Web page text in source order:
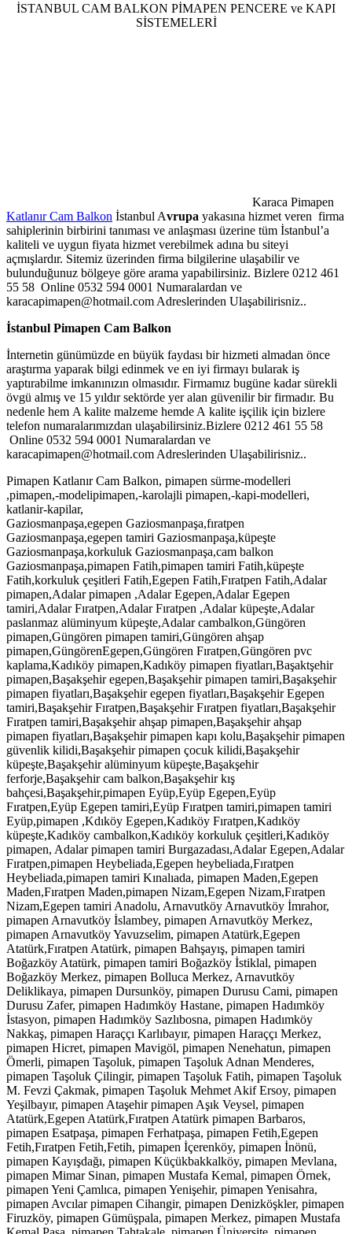
İSTANBUL CAM BALKON PİMAPEN PENCERE ve KAPI
SİSTEMELERİ
Karaca Pimapen
Katlanır Cam Balkon İstanbul Avrupa yakasına hizmet veren firma
sahiplerinin birbirini tanıması ve anlaşması üzerine tüm İstanbul’a
kaliteli ve uygun fiyata hizmet verebilmek adına bu siteyi
açmışlardır. Sitemiz üzerinden firma bilgilerine ulaşabilir ve
bulunduğunuz bölgeye göre arama yapabilirsiniz. Bizlere 0212 461
55 58 Online 0532 594 0001 Numaralardan ve
karacapimapen@hotmail.com Adreslerinden Ulaşabilirisniz..
İstanbul Pimapen Cam Balkon
İnternetin günümüzde en büyük faydası bir hizmeti almadan önce
araştırma yaparak bilgi edinmek ve en iyi firmayı bularak iş
yaptırabilme imkanınızın olmasıdır. Firmamız bugüne kadar sürekli
övgü almış ve 15 yıldır sektörde yer alan güvenilir bir firmadır. Bu
nedenle hem A kalite malzeme hemde A kalite işçilik için bizlere
telefon numaralarımızdan ulaşabilirsiniz.Bizlere 0212 461 55 58
Online 0532 594 0001 Numaralardan ve
karacapimapen@hotmail.com Adreslerinden Ulaşabilirisniz..
Pimapen Katlanır Cam Balkon, pimapen sürme-modelleri
,pimapen,-modelipimapen,-karolajli pimapen,-kapi-modelleri,
katlanir-kapilar,
Gaziosmanpaşa,egepen Gaziosmanpaşa,fıratpen
Gaziosmanpaşa,egepen tamiri Gaziosmanpaşa,küpeşte
Gaziosmanpaşa,korkuluk Gaziosmanpaşa,cam balkon
Gaziosmanpaşa,pimapen Fatih,pimapen tamiri Fatih,küpeşte
Fatih,korkuluk çeşitleri Fatih,Egepen Fatih,Fıratpen Fatih,Adalar
pimapen,Adalar pimapen ,Adalar Egepen,Adalar Egepen
tamiri,Adalar Fıratpen,Adalar Fıratpen ,Adalar küpeşte,Adalar
paslanmaz alüminyum küpeşte,Adalar cambalkon,Güngören
pimapen,Güngören pimapen tamiri,Güngören ahşap
pimapen,GüngörenEgepen,Güngören Fıratpen,Güngören pvc
kaplama,Kadıköy pimapen,Kadıköy pimapen fiyatları,Başaktşehir
pimapen,Başakşehir egepen,Başakşehir pimapen tamiri,Başakşehir
pimapen fiyatları,Başakşehir egepen fiyatları,Başakşehir Egepen
tamiri,Başakşehir Fıratpen,Başakşehir Fıratpen fiyatları,Başakşehir
Fıratpen tamiri,Başakşehir ahşap pimapen,Başakşehir ahşap
pimapen fiyatları,Başakşehir pimapen kapı kolu,Başakşehir pimapen
güvenlik kilidi,Başakşehir pimapen çocuk kilidi,Başakşehir
küpeşte,Başakşehir alüminyum küpeşte,Başakşehir
ferforje,Başakşehir cam balkon,Başakşehir kış
bahçesi,Başakşehir,pimapen Eyüp,Eyüp Egepen,Eyüp
Fıratpen,Eyüp Egepen tamiri,Eyüp Fıratpen tamiri,pimapen tamiri
Eyüp,pimapen ,Kdıköy Egepen,Kadıköy Fıratpen,Kadıköy
küpeşte,Kadıköy cambalkon,Kadıköy korkuluk çeşitleri,Kadıköy
pimapen, Adalar pimapen tamiri Burgazadası,Adalar Egepen,Adalar
Fıratpen,pimapen Heybeliada,Egepen heybeliada,Fıratpen
Heybeliada,pimapen tamiri Kınalıada, pimapen Maden,Egepen
Maden,Fıratpen Maden,pimapen Nizam,Egepen Nizam,Fıratpen
Nizam,Egepen tamiri Anadolu, Arnavutköy Arnavutköy İmrahor,
pimapen Arnavutköy İslambey, pimapen Arnavutköy Merkez,
pimapen Arnavutköy Yavuzselim, pimapen Atatürk,Egepen
Atatürk,Fıratpen Atatürk, pimapen Bahşayış, pimapen tamiri
Boğazköy Atatürk, pimapen tamiri Boğazköy İstiklal, pimapen
Boğazköy Merkez, pimapen Bolluca Merkez, Arnavutköy
Deliklikaya, pimapen Dursunköy, pimapen Durusu Cami, pimapen
Durusu Zafer, pimapen Hadımköy Hastane, pimapen Hadımköy
İstasyon, pimapen Hadımköy Sazlıbosna, pimapen Hadımköy
Nakkaş, pimapen Haraççı Karlıbayır, pimapen Haraççı Merkez,
pimapen Hicret, pimapen Mavigöl, pimapen Nenehatun, pimapen
Ömerli, pimapen Taşoluk, pimapen Taşoluk Adnan Menderes,
pimapen Taşoluk Çilingir, pimapen Taşoluk Fatih, pimapen Taşoluk
M. Fevzi Çakmak, pimapen Taşoluk Mehmet Akif Ersoy, pimapen
Yeşilbayır, pimapen Ataşehir pimapen Aşık Veysel, pimapen
Atatürk,Egepen Atatürk,Fıratpen Atatürk pimapen Barbaros,
pimapen Esatpaşa, pimapen Ferhatpaşa, pimapen Fetih,Egepen
Fetih,Fıratpen Fetih,Fetih, pimapen İçerenköy, pimapen İnönü,
pimapen Kayışdağı, pimapen Küçükbakkalköy, pimapen Mevlana,
pimapen Mimar Sinan, pimapen Mustafa Kemal, pimapen Örnek,
pimapen Yeni Çamlıca, pimapen Yenişehir, pimapen Yenisahra,
pimapen Avcılar pimapen Cihangir, pimapen Denizköşkler, pimapen
Firuzköy, pimapen Gümüşpala, pimapen Merkez, pimapen Mustafa